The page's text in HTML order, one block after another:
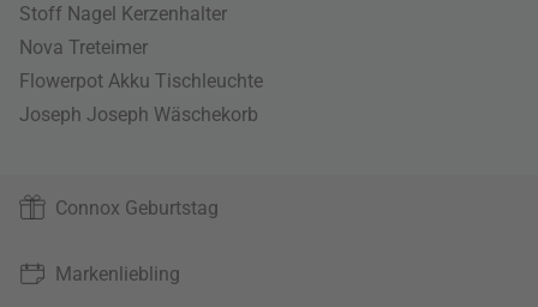
Stoff Nagel Kerzenhalter
Nova Treteimer
Flowerpot Akku Tischleuchte
Joseph Joseph Wäschekorb
Connox Geburtstag
Markenliebling